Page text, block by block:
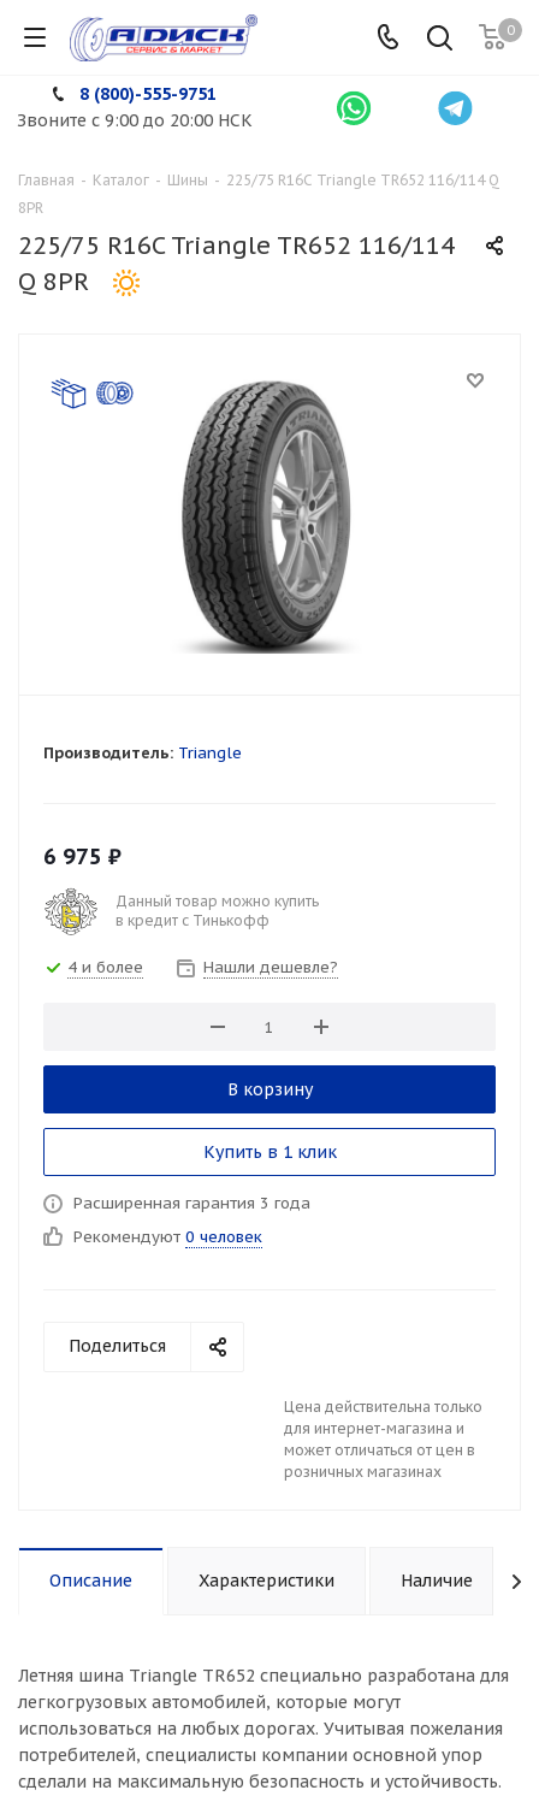
0
8 (800)-555-9751
Звоните с 9:00 до 20:00 НСК
Главная - Каталог - Шины - 225/75 R16C Triangle TR652 116/114 Q
8PR
225/75 R16C Triangle TR652 116/114
Q 8PR
Производитель: Triangle
6 975 ₽
Данный товар можно купить
в кредит с Тинькофф
4 и более Нашли дешевле?
В корзину
Купить в 1 клик
Расширенная гарантия 3 года
Рекомендуют 0 человек
Поделиться
Цена действительна только
для интернет-магазина и
может отличаться от цен в
розничных магазинах
Описание Характеристики Наличие
Летняя шина Triangle TR652 специально разработана для
легкогрузовых автомобилей, которые могут
использоваться на любых дорогах. Учитывая пожелания
потребителей, специалисты компании основной упор
сделали на максимальную безопасность и устойчивость.